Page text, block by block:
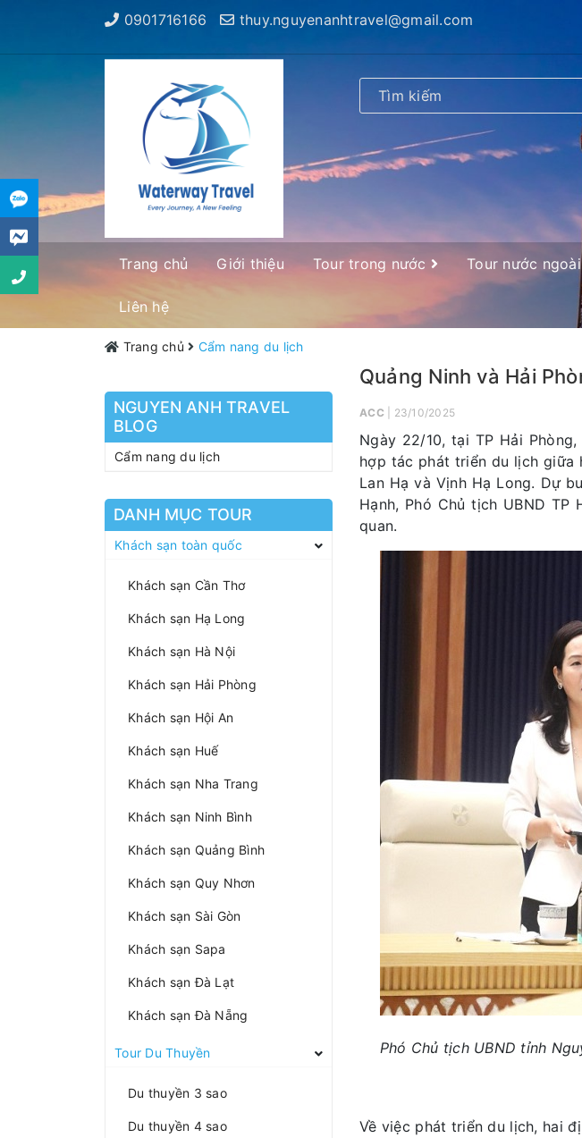
0901716166 thuy.nguyenanhtravel@gmail.com
Trang chủ Giới thiệu Tour trong nước Tour nước
Liên hệ
Trang chủ Cẩm nang du lịch
NGUYEN ANH TRAVEL
BLOG
Cẩm nang du lịch
DANH MỤC TOUR
Khách sạn toàn quốc
Khách sạn Cần Thơ
Khách sạn Hạ Long
Khách sạn Hà Nội
Khách sạn Hải Phòng
Khách sạn Hội An
Khách sạn Huế
Khách sạn Nha Trang
Khách sạn Ninh Bình
Khách sạn Quảng Bình
Khách sạn Quy Nhơn
Khách sạn Sài Gòn
Khách sạn Sapa
Khách sạn Đà Lạt
Khách sạn Đà Nẵng
Tour Du Thuyền
Du thuyền 3 sao
Du thuyền 4 sao
Quảng Ninh và Hải
ACC | 23/10/2025
Ngày 22/10, tại TP Hải
hợp tác phát triển du lịch giữa
Lan Hạ và Vịnh Hạ Long. Dự
Hạnh, Phó Chủ tịch UBND
quan.
Phó Chủ tịch UBND tỉnh
Về việc phát triển du lịch, hai